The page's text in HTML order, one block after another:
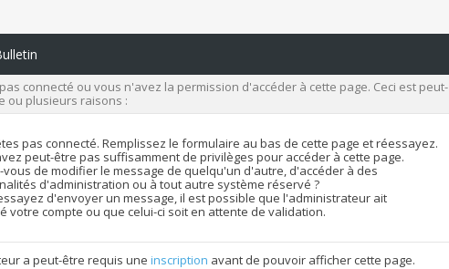
connecté ou vous n'avez la permission d'accéder à cette page. Ceci est peut-
ou plusieurs raisons :
pas connecté. Remplissez le formulaire au bas de cette page et réessayez.
peut-être pas suffisamment de privilèges pour accéder à cette page.
vous de modifier le message de quelqu'un d'autre, d'accéder à des
d'administration ou à tout autre système réservé ?
d'envoyer un message, il est possible que l'administrateur ait
votre compte ou que celui-ci soit en attente de validation.
a peut-être requis une inscription avant de pouvoir afficher cette page.